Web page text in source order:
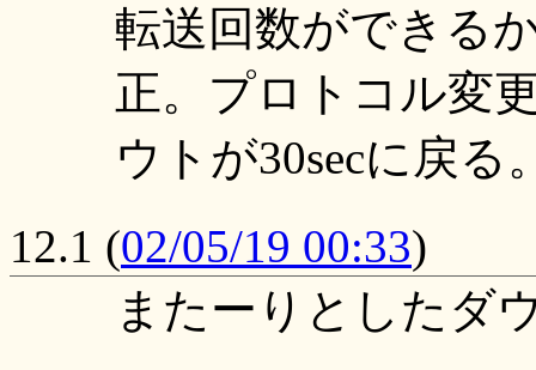
転送回数ができる
正。プロトコル変
ウトが30secに戻る
12.1 (02/05/19 00:33)
またーりとしたダ